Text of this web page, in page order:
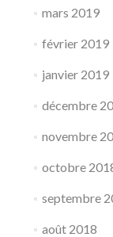
mars 2019
février 2019
janvier 2019
décembre
novembre
octobre
septembre
août 2018